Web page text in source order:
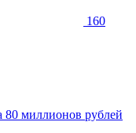
160
80 миллионов рублей